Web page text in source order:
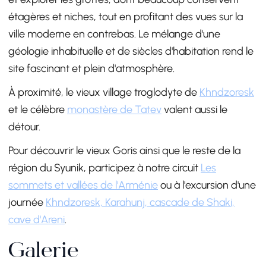
étagères et niches, tout en profitant des vues sur la
ville moderne en contrebas. Le mélange d'une
géologie inhabituelle et de siècles d'habitation rend le
site fascinant et plein d'atmosphère.
À proximité, le vieux village troglodyte de Khndzoresk
et le célèbre monastère de Tatevvalent aussi le
détour.
Pour découvrir le vieux Goris ainsi que le reste de la
région du Syunik, participez à notre circuit Les
sommets et vallées de l'Arménieou à l'excursion d'une
journée Khndzoresk, Karahunj, cascade de Shaki,
cave d'Areni.
Galerie